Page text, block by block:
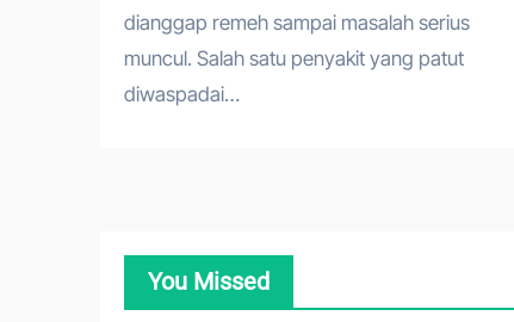
dianggap remeh sampai masalah serius
muncul. Salah satu penyakit yang patut
diwaspadai…
You Missed